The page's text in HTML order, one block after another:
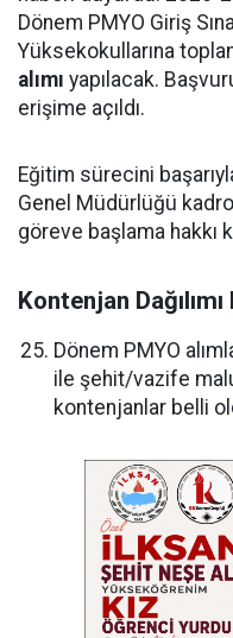
Dönem PMYO Giriş
Yüksekokullarına
alımı yapılacak.
erişime açıldı.
Eğitim sürecini
Genel Müdürlüğü
göreve başlama hakkı
Kontenjan
Dönem PMYO
ile şehit/vazife
kontenjanlar belli